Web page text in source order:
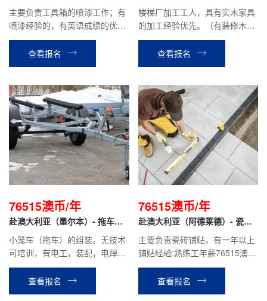
班）- 喷漆工
主要负责工具箱的喷漆工作；有
喷漆经验的，有英语成绩的优
先。没技能的可以培训。
查看报名
工工人
楼梯厂加工工人，具有实木家具
的加工经验优先。（有装修木工
的技术）
查看报名
76515澳币/年
赴澳大利亚（墨尔本）- 拖车装
配工
小笼车（拖车）的组装。无技术
可培训，有电工，装配，电焊等
经验者优先；熟练工年薪76515
澳币。查看报名
76515澳币/年
赴澳大利亚（阿德莱德）- 瓷砖
工
主要负责瓷砖铺贴，有一年以上
铺贴经验;熟练工年薪76515澳币
（具体根据技能水平和工作经
查看报名